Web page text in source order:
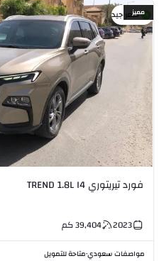
سعر جيدمميز
فورد تيريتوري TREND 1.8L I4
2023
39,404كم
مواصفات سعودي•متاحة للتمويل